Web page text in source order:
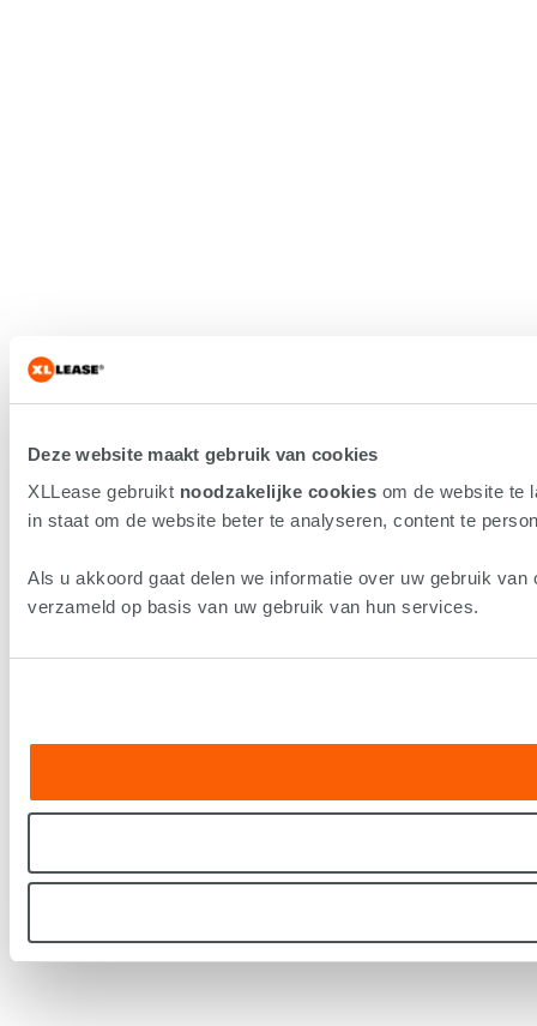
Deze website maakt gebruik van cookies
XLLease gebruikt noodzakelijke cookies om de website te
in staat om de website beter te analyseren, content te
Als u akkoord gaat delen we informatie over uw gebruik
verzameld op basis van uw gebruik van hun services.